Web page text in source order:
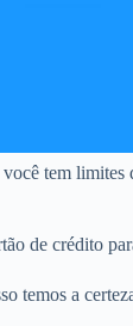
tem
de crédito
temos a